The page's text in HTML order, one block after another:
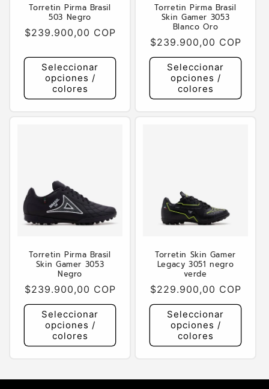
Torretin Pirma Brasil
503 Negro
Precio
$239.900,00 COP
Seleccionar
opciones /
colores
Torretin Pirma Brasil
Skin Gamer 3053
Blanco Oro
Precio
habitual
$239.900,00 COP
Seleccionar
opciones /
colores
Torretin Pirma Brasil
Skin Gamer 3053
Negro
Precio
habitual
$239.900,00 COP
Seleccionar
opciones /
colores
Torretin Skin Gamer
Legacy 3051 negro
verde
Precio
habitual
$229.900,00 COP
Seleccionar
opciones /
colores